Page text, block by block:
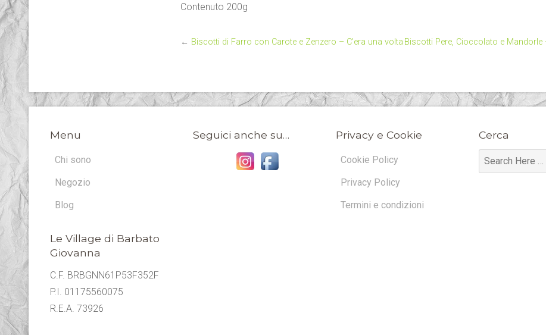
Contenuto 200g
← Biscotti di Farro con Carote e Zenzero – C’era una volta Biscotti Pere, Cioccolato e Mandorle
Menu
Chi sono
Negozio
Blog
Seguici anche su… Privacy e Cookie
Cookie Policy
Privacy Policy
Termini e condizioni
Cerca
Le Village di Barbato
Giovanna
C.F. BRBGNN61P53F352F
P.I. 01175560075
R.E.A. 73926